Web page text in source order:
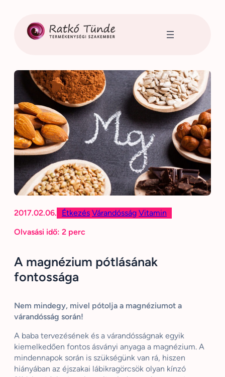
tartalomhoz
2017.02.06. Étkezés Várandósság Vitamin
Olvasási idő: 2 perc
A magnézium pótlásának
fontossága
Nem mindegy, mivel pótolja a magnéziumot a
várandósság során!
A baba tervezésének és a várandósságnak egyik
kiemelkedően fontos ásványi anyaga a magnézium. A
mindennapok során is szükségünk van rá, hiszen
hiányában az éjszakai lábikragörcsök olyan kínzó